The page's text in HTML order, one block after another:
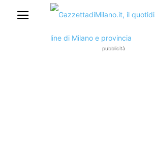
pubblicità